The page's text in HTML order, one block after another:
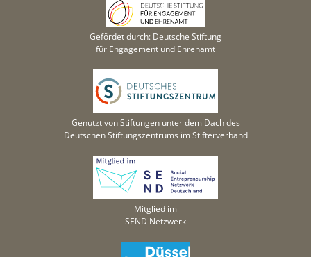
Gefördet durch: Deutsche Stiftung
für Engagement und Ehrenamt
Genutzt von Stiftungen unter dem Dach des
Deutschen Stiftungszentrums im Stifterverband
Mitglied im
SEND Netzwerk